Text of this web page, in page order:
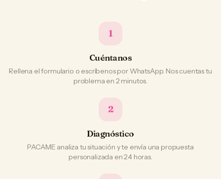
1
Cuéntanos
Rellena el formulario o escríbenos por WhatsApp. Nos cuentas tu
problema en 2 minutos.
2
Diagnóstico
PACAME analiza tu situación y te envía una propuesta
personalizada en 24 horas.